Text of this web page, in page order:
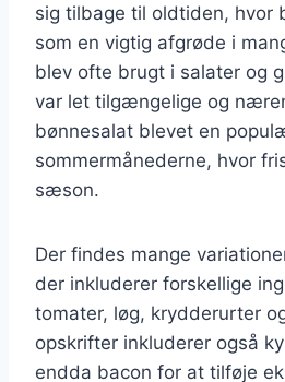
sig tilbage til oldtiden, hvor
som en vigtig afgrøde i
blev ofte brugt i salater og
var let tilgængelige og
bønnesalat blevet en
sommermånederne, hvor
sæson.
Der findes mange
der inkluderer forskellige
tomater, løg, krydderurter
opskrifter inkluderer også
endda bacon for at tilføje